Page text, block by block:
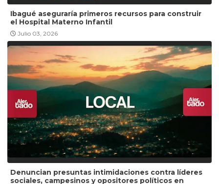
Ibagué aseguraría primeros recursos para construir
el Hospital Materno Infantil
Julio 03, 2026
Denuncian presuntas intimidaciones contra líderes
sociales, campesinos y opositores políticos en